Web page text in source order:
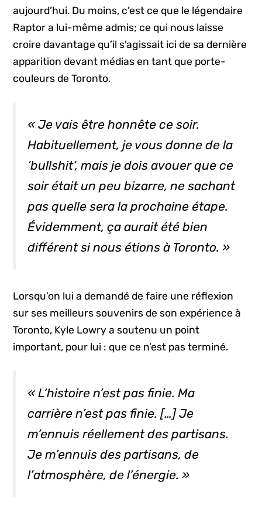
aujourd’hui. Du moins, c’est ce que le légendaire
Raptor a lui-même admis; ce qui nous laisse
croire davantage qu’il s’agissait ici de sa dernière
apparition devant médias en tant que porte-
couleurs de Toronto.
« Je vais être honnête ce soir.
Habituellement, je vous donne de la
‘bullshit‘, mais je dois avouer que ce
soir était un peu bizarre, ne sachant
pas quelle sera la prochaine étape.
Évidemment, ça aurait été bien
différent si nous étions à Toronto. »
Lorsqu’on lui a demandé de faire une réflexion
sur ses meilleurs souvenirs de son expérience à
Toronto, Kyle Lowry a soutenu un point
important, pour lui : que ce n’est pas terminé.
« L’histoire n’est pas finie. Ma
carrière n’est pas finie. […] Je
m’ennuis réellement des partisans.
Je m’ennuis des partisans, de
l’atmosphère, de l’énergie. »